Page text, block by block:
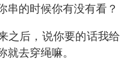
串的时候你有没有看？
之后，说你要的话我给
去穿绳嘛。